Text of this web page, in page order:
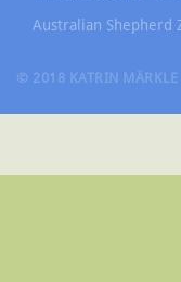
Australian Shepherd
© 2018 KATRIN MÄRKLE